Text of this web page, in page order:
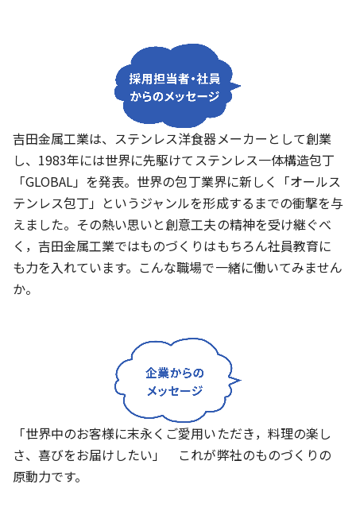
吉田金属工業は、ステンレス洋食器メーカーとして創業
し、1983年には世界に先駆けてステンレス一体構造包丁
「GLOBAL」を発表。世界の包丁業界に新しく「オールス
テンレス包丁」というジャンルを形成するまでの衝撃を与
えました。その熱い思いと創意工夫の精神を受け継ぐべ
く，吉田金属工業ではものづくりはもちろん社員教育に
も力を入れています。こんな職場で一緒に働いてみません
か。
「世界中のお客様に末永くご愛用いただき，料理の楽し
さ、喜びをお届けしたい」 これが弊社のものづくりの
原動力です。